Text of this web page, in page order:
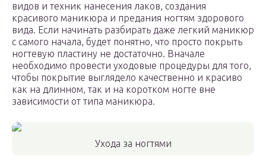
видов и техник нанесения лаков, создания
красивого маникюра и предания ногтям здорового
вида. Если начинать разбирать даже легкий маникюр
с самого начала, будет понятно, что просто покрыть
ногтевую пластину не достаточно. Вначале
необходимо провести уходовые процедуры для того,
чтобы покрытие выглядело качественно и красиво
как на длинном, так и на коротком ногте вне
зависимости от типа маникюра.
Ухода за ногтями